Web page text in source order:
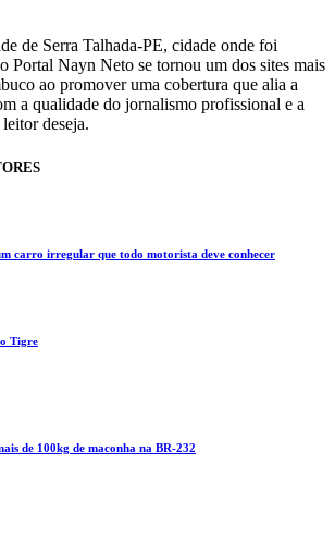
de Serra Talhada-PE, cidade onde foi
Portal Nayn Neto se tornou um dos sites mais
ao promover uma cobertura que alia a
a qualidade do jornalismo profissional e a
deseja.
carro irregular que todo motorista deve conhecer
Tigre
de 100kg de maconha na BR-232